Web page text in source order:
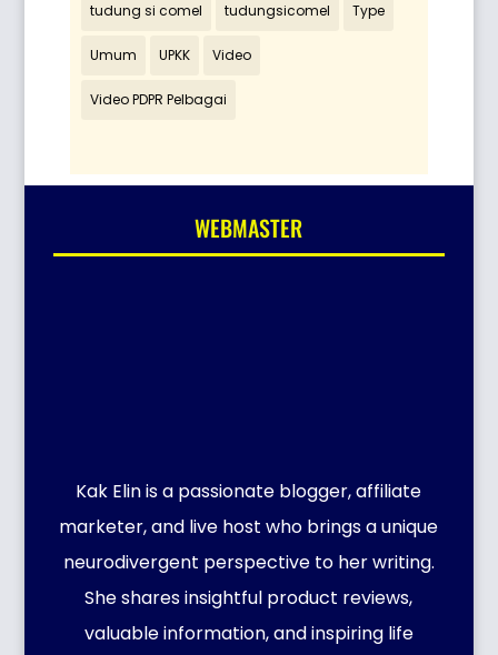
tudung si comel tudungsicomel Type
Umum UPKK Video
Video PDPR Pelbagai
WEBMASTER
Kak Elin is a passionate blogger, affiliate
marketer, and live host who brings a unique
neurodivergent perspective to her writing.
She shares insightful product reviews,
valuable information, and inspiring life